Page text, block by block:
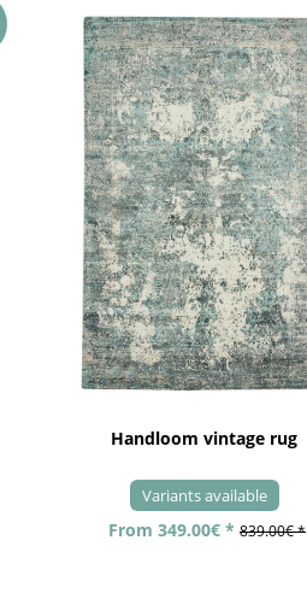
Handloom vintage rug
Variants available
From 349.00€ * 839.00€ *